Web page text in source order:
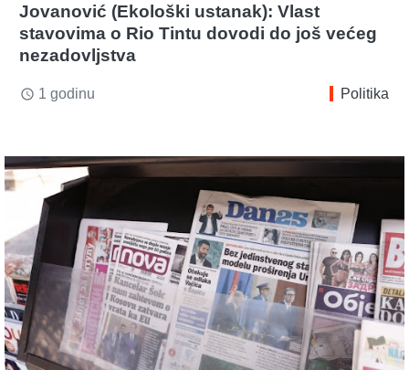
Jovanović (Ekološki ustanak): Vlast
stavovima o Rio Tintu dovodi do još većeg
nezadovljstva
access_time 1 godinu Politika